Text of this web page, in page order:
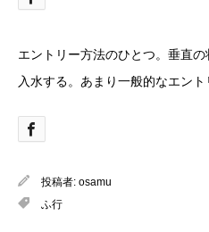
エントリー方法のひとつ。垂直
入水する。あまり一般的なエント
投稿者: osamu
ふ行